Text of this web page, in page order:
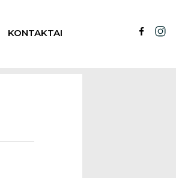
KONTAKTAI